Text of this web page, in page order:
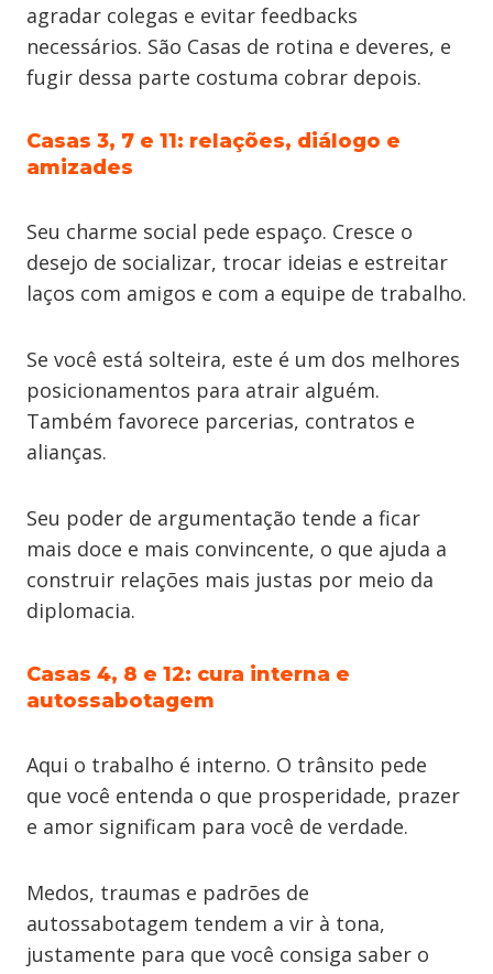
agradar colegas e evitar feedbacks
necessários. São Casas de rotina e deveres, e
fugir dessa parte costuma cobrar depois.
Casas 3, 7 e 11: relações, diálogo e
amizades
Seu charme social pede espaço. Cresce o
desejo de socializar, trocar ideias e estreitar
laços com amigos e com a equipe de trabalho.
Se você está solteira, este é um dos melhores
posicionamentos para atrair alguém.
Também favorece parcerias, contratos e
alianças.
Seu poder de argumentação tende a ficar
mais doce e mais convincente, o que ajuda a
construir relações mais justas por meio da
diplomacia.
Casas 4, 8 e 12: cura interna e
autossabotagem
Aqui o trabalho é interno. O trânsito pede
que você entenda o que prosperidade, prazer
e amor significam para você de verdade.
Medos, traumas e padrões de
autossabotagem tendem a vir à tona,
justamente para que você consiga saber o